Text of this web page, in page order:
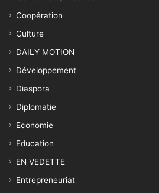
Coopération
Culture
DAILY MOTION
Développement
Diaspora
Diplomatie
Economie
Education
EN VEDETTE
Entrepreneuriat